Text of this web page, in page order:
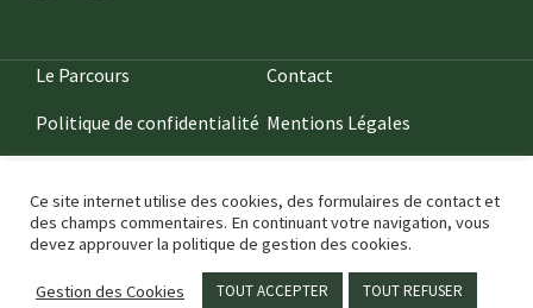
Le Parcours
Contact
Politique de confidentialité Mentions Légales
2020 ••• IDÉFIXE ® •••
Ce site internet utilise des cookies, des formulaires de contact et
des champs commentaires. En continuant votre navigation, vous
devez approuver la politique de gestion des cookies.
Gestion des Cookies TOUT ACCEPTER TOUT REFUSER